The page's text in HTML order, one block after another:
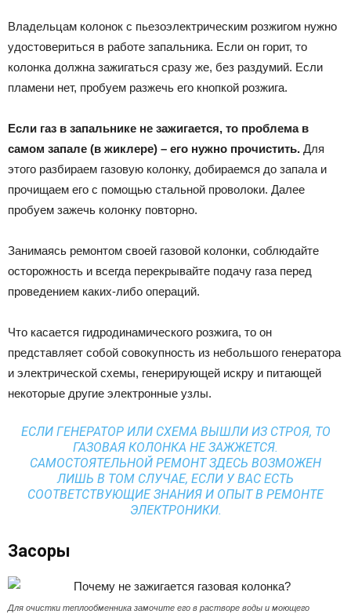
Владельцам колонок с пьезоэлектрическим розжигом нужно
удостовериться в работе запальника. Если он горит, то
колонка должна зажигаться сразу же, без раздумий. Если
пламени нет, пробуем разжечь его кнопкой розжига.
Если газ в запальнике не зажигается, то проблема в
самом запале (в жиклере) – его нужно прочистить. Для
этого разбираем газовую колонку, добираемся до запала и
прочищаем его с помощью стальной проволоки. Далее
пробуем зажечь колонку повторно.
Занимаясь ремонтом своей газовой колонки, соблюдайте
осторожность и всегда перекрывайте подачу газа перед
проведением каких-либо операций.
Что касается гидродинамического розжига, то он
представляет собой совокупность из небольшого генератора
и электрической схемы, генерирующей искру и питающей
некоторые другие электронные узлы.
ЕСЛИ ГЕНЕРАТОР ИЛИ СХЕМА ВЫШЛИ ИЗ СТРОЯ, ТО
ГАЗОВАЯ КОЛОНКА НЕ ЗАЖЖЕТСЯ.
САМОСТОЯТЕЛЬНОЙ РЕМОНТ ЗДЕСЬ ВОЗМОЖЕН
ЛИШЬ В ТОМ СЛУЧАЕ, ЕСЛИ У ВАС ЕСТЬ
СООТВЕТСТВУЮЩИЕ ЗНАНИЯ И ОПЫТ В РЕМОНТЕ
ЭЛЕКТРОНИКИ.
Засоры
Для очистки теплообменника замочите его в растворе воды и моющего